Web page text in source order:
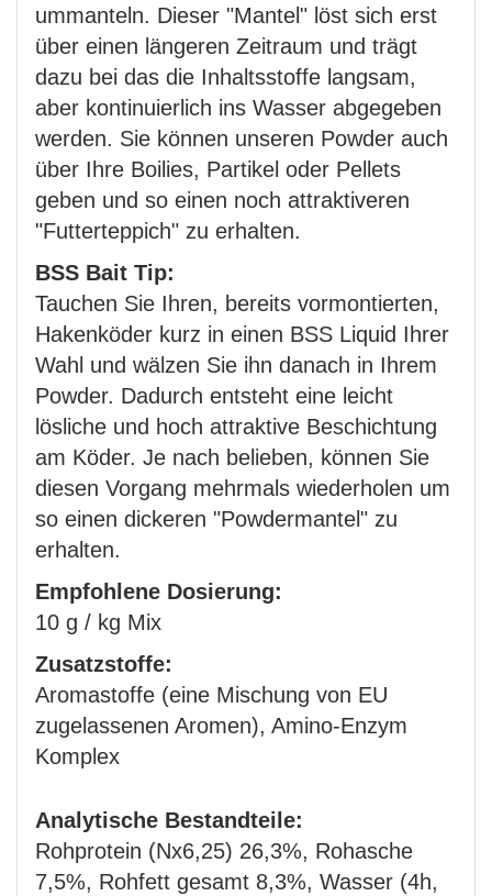
ummanteln. Dieser "Mantel" löst sich erst
über einen längeren Zeitraum und trägt
dazu bei das die Inhaltsstoffe langsam,
aber kontinuierlich ins Wasser abgegeben
werden. Sie können unseren Powder auch
über Ihre Boilies, Partikel oder Pellets
geben und so einen noch attraktiveren
"Futterteppich" zu erhalten.
BSS Bait Tip:
Tauchen Sie Ihren, bereits vormontierten,
Hakenköder kurz in einen BSS Liquid Ihrer
Wahl und wälzen Sie ihn danach in Ihrem
Powder. Dadurch entsteht eine leicht
lösliche und hoch attraktive Beschichtung
am Köder. Je nach belieben, können Sie
diesen Vorgang mehrmals wiederholen um
so einen dickeren "Powdermantel" zu
erhalten.
Empfohlene Dosierung:
10 g / kg Mix
Zusatzstoffe:
Aromastoffe (eine Mischung von EU
zugelassenen Aromen), Amino-Enzym
Komplex
Analytische Bestandteile:
Rohprotein (Nx6,25) 26,3%, Rohasche
7,5%, Rohfett gesamt 8,3%, Wasser (4h,